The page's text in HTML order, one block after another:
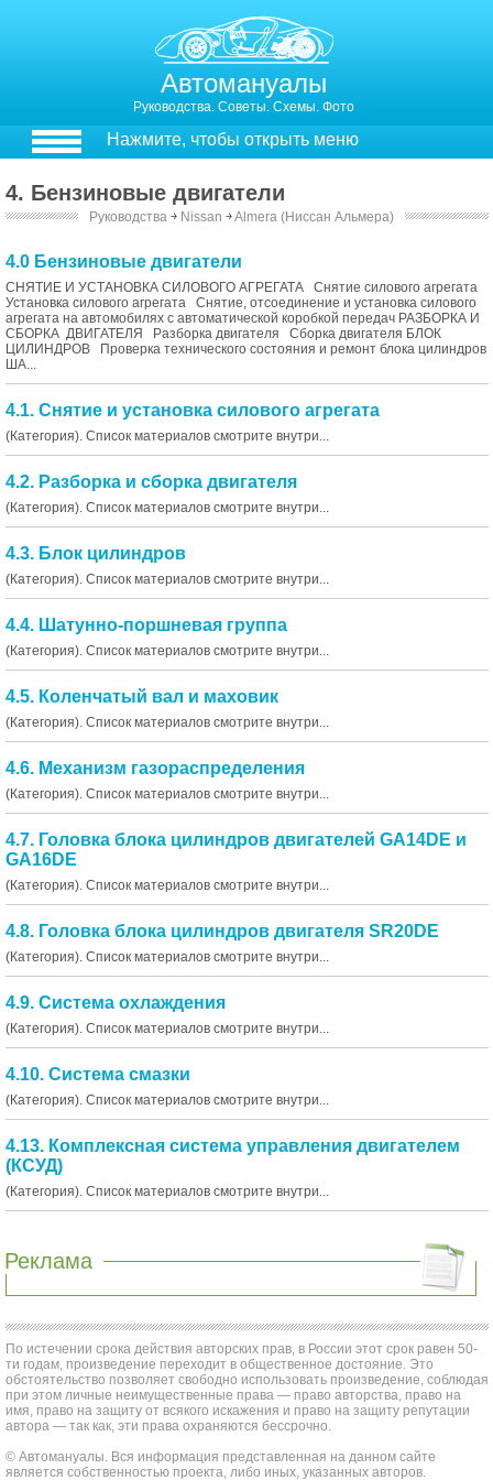
Автомануалы
Руководства. Советы. Схемы. Фото
Нажмите, чтобы открыть меню
4. Бензиновые двигатели
Руководства ￫ Nissan ￫Almera (Ниссан Альмера)
4.0 Бензиновые двигатели
СНЯТИЕ И УСТАНОВКА СИЛОВОГО АГРЕГАТА Снятие силового агрегата
Установка силового агрегата Снятие, отсоединение и установка силового
агрегата на автомобилях с автоматической коробкой передач РАЗБОРКА И
СБОРКА ДВИГАТЕЛЯ Разборка двигателя Сборка двигателя БЛОК
ЦИЛИНДРОВ Проверка технического состояния и ремонт блока цилиндров
ША...
4.1. Снятие и установка силового агрегата
(Категория). Список материалов смотрите внутри...
4.2. Разборка и сборка двигателя
(Категория). Список материалов смотрите внутри...
4.3. Блок цилиндров
(Категория). Список материалов смотрите внутри...
4.4. Шатунно-поршневая группа
(Категория). Список материалов смотрите внутри...
4.5. Коленчатый вал и маховик
(Категория). Список материалов смотрите внутри...
4.6. Механизм газораспределения
(Категория). Список материалов смотрите внутри...
4.7. Головка блока цилиндров двигателей GA14DE и
GA16DE
(Категория). Список материалов смотрите внутри...
4.8. Головка блока цилиндров двигателя SR20DE
(Категория). Список материалов смотрите внутри...
4.9. Система охлаждения
(Категория). Список материалов смотрите внутри...
4.10. Система смазки
(Категория). Список материалов смотрите внутри...
4.13. Комплексная система управления двигателем
(КСУД)
(Категория). Список материалов смотрите внутри...
Реклама
По истечении срока действия авторских прав, в России этот срок равен 50-
ти годам, произведение переходит в общественное достояние. Это
обстоятельство позволяет свободно использовать произведение, соблюдая
при этом личные неимущественные права — право авторства, право на
имя, право на защиту от всякого искажения и право на защиту репутации
автора — так как, эти права охраняются бессрочно.
© Автомануалы. Вся информация представленная на данном сайте
является собственностью проекта, либо иных, указанных авторов.